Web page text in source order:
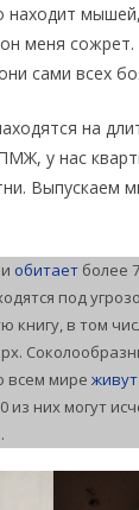
находит
меня
сами всех
на
у нас
Выпускаем
обитаетболее
под
книгу, в том
всем мире живут
из них могут